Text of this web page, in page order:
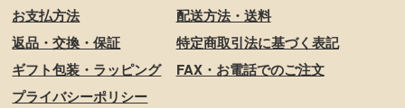
お支払方法
配送方法・送料
返品・交換・保証
特定商取引法に基づく表記
ギフト包装・ラッピング
FAX・お電話でのご注文
プライバシーポリシー